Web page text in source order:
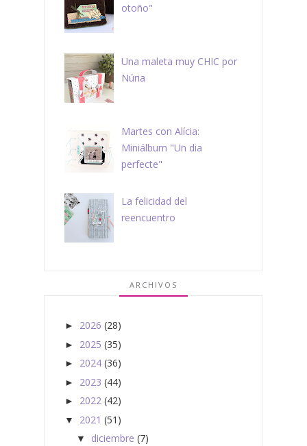
otoño"
Una maleta muy CHIC por
Núria
Martes con Alícia:
Miniálbum "Un dia
perfecte"
La felicidad del
reencuentro
ARCHIVOS
► 2026 (28)
► 2025 (35)
► 2024 (36)
► 2023 (44)
► 2022 (42)
▼ 2021 (51)
▼ diciembre (7)